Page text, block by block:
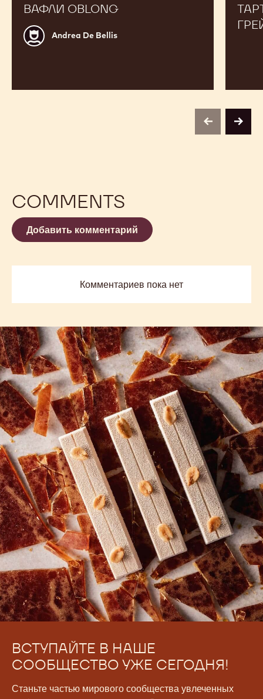
ВАФЛИ OBLONG
Andrea
De
Andrea De Bellis
previousnext
COMMENTS
Добавить комментарий
Комментариев пока нет
ВСТУПАЙТЕ В НАШЕ
СООБЩЕСТВО УЖЕ СЕГОДНЯ!
Станьте частью мирового сообщества увлеченных